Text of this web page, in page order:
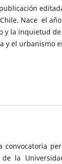
Nace el
y la inquietud
y el urbanismo
convocatoria
de la